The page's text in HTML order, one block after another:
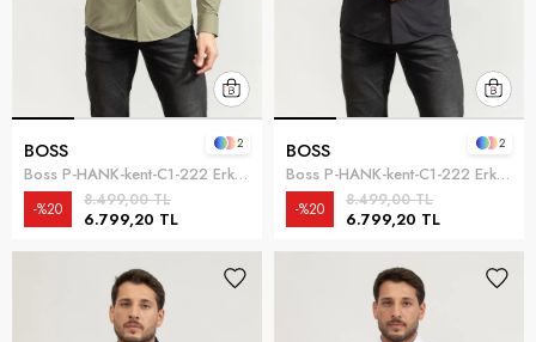
BOSS
Boss P-HANK-kent-C1-222 Erkek Gömlek Yeşil
6.799,20 TL
8.499,00 TL
%20
2 BOSS
Boss P-HANK-kent-C1-222 Erkek Gömlek Siyah
6.799,20 TL
8.499,00 TL
%20
2